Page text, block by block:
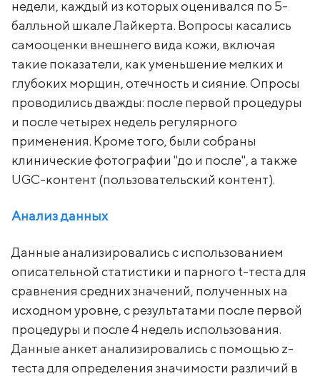
недели, каждый из которых оценивался по 5-
балльной шкале Лайкерта. Вопросы касались
самооценки внешнего вида кожи, включая
такие показатели, как уменьшение мелких и
глубоких морщин, отечность и сияние. Опросы
проводились дважды: после первой процедуры
и после четырех недель регулярного
применения. Кроме того, были собраны
клинические фотографии "до и после", а также
UGC-контент (пользовательский контент).
Анализ данных
Данные анализировались с использованием
описательной статистики и парного t-теста для
сравнения средних значений, полученных на
исходном уровне, с результатами после первой
процедуры и после 4 недель использования.
Данные анкет анализировались с помощью z-
теста для определения значимости различий в